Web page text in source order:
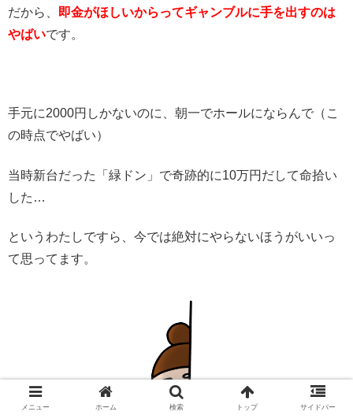
だから、
即金がほしいからってギャンブルに手を出すのは
やばいです。
手元に2000円しかないのに、朝一でホールにならんで（こ
の時点でやばい）
当時新台だった「緑ドン」で奇跡的に10万円だして命拾い
した…
というわたしですら、今では絶対にやらないほうがいいっ
て思ってます。
メニュー ホーム 検索 トップ サイドバー